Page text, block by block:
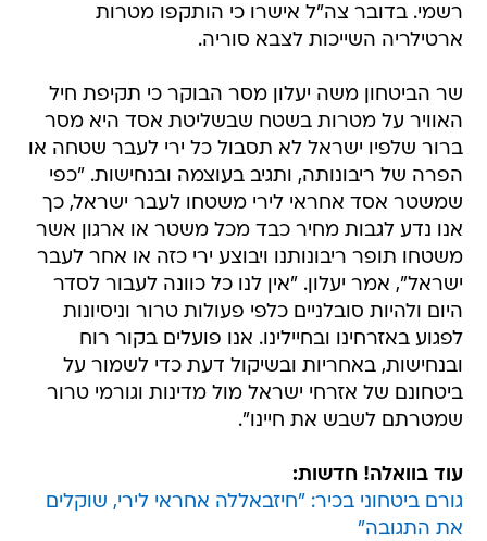
רשמי. בדובר צה"ל אישרו כי הותקפו מטרות
ארטילריה השייכות לצבא סוריה.
שר הביטחון משה יעלון מסר הבוקר כי תקיפת חיל
האוויר על מטרות בשטח שבשליטת אסד היא מסר
ברור שלפיו ישראל לא תסבול כל ירי לעבר שטחה או
הפרה של ריבונותה, ותגיב בעוצמה ובנחישות. "כפי
שמשטר אסד אחראי לירי משטחו לעבר ישראל, כך
אנו נדע לגבות מחיר כבד מכל משטר או ארגון אשר
משטחו תופר ריבונותנו ויבוצע ירי כזה או אחר לעבר
ישראל", אמר יעלון. "אין לנו כל כוונה לעבור לסדר
היום ולהיות סובלניים כלפי פעולות טרור וניסיונות
לפגוע באזרחינו ובחיילינו. אנו פועלים בקור רוח
ובנחישות, באחריות ובשיקול דעת כדי לשמור על
ביטחונם של אזרחי ישראל מול מדינות וגורמי טרור
שמטרתם לשבש את חיינו".
עוד בוואלה! חדשות:
גורם ביטחוני בכיר: "חיזבאללה אחראי לירי, שוקלים
את התגובה"